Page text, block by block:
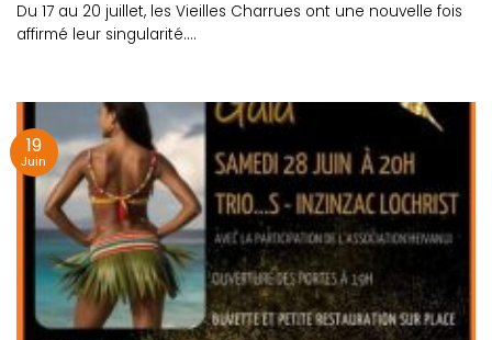
Du 17 au 20 juillet, les Vieilles Charrues ont une nouvelle fois
affirmé leur singularité....
19
Juin